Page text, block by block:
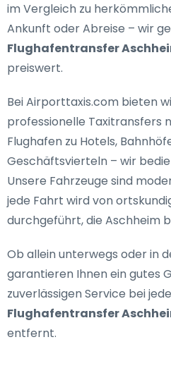
im Vergleich zu
Ankunft oder Abreise – wir
Flughafentransfer
preiswert.
Bei Airporttaxis.com bieten
professionelle Taxitransfers
Flughafen zu Hotels,
Geschäftsvierteln – wir
Unsere Fahrzeuge sind
jede Fahrt wird von
durchgeführt, die Aschheim
Ob allein unterwegs oder in
garantieren Ihnen ein gutes
zuverlässigen Service bei
Flughafentransfer
entfernt.